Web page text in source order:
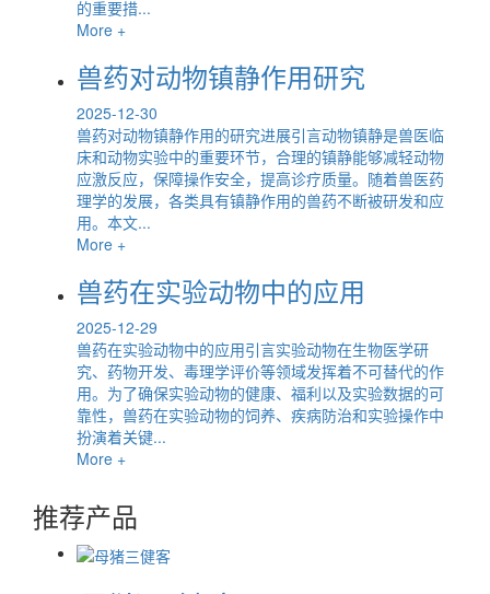
的重要措...
More +
兽药对动物镇静作用研究
2025-12-30
兽药对动物镇静作用的研究进展引言动物镇静是兽医临
床和动物实验中的重要环节，合理的镇静能够减轻动物
应激反应，保障操作安全，提高诊疗质量。随着兽医药
理学的发展，各类具有镇静作用的兽药不断被研发和应
用。本文...
More +
兽药在实验动物中的应用
2025-12-29
兽药在实验动物中的应用引言实验动物在生物医学研
究、药物开发、毒理学评价等领域发挥着不可替代的作
用。为了确保实验动物的健康、福利以及实验数据的可
靠性，兽药在实验动物的饲养、疾病防治和实验操作中
扮演着关键...
More +
推荐产品